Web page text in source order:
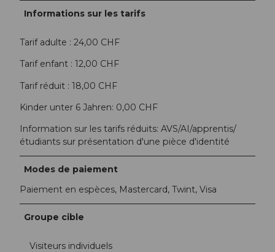
Informations sur les tarifs
Tarif adulte : 24,00 CHF
Tarif enfant : 12,00 CHF
Tarif réduit : 18,00 CHF
Kinder unter 6 Jahren: 0,00 CHF
Information sur les tarifs réduits: AVS/AI/apprentis/
étudiants sur présentation d'une pièce d'identité
Modes de paiement
Paiement en espèces, Mastercard, Twint, Visa
Groupe cible
Visiteurs individuels